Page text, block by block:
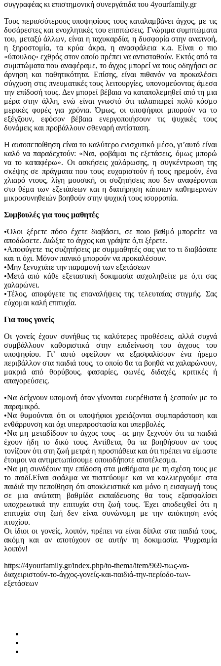
συγγραφέας κι επιστημονική συνεργάτιδα του 4yourfamily.gr
Τους περισσότερους υποψηφίους τους καταλαμβάνει άγχος, με τις
δυσάρεστες και ενοχλητικές του επιπτώσεις. Γνώριμα συμπτώματα
του, μεταξύ άλλων, είναι η ταχυκαρδία, η δυσφορία στην αναπνοή,
η ξηροστομία, τα κρύα άκρα, η ανασφάλεια κ.α. Είναι ο πιο
«ύπουλος» εχθρός στον οποίο πρέπει να αντισταθούν. Εκτός από τα
συμπτώματα που αναφέραμε, το άγχος μπορεί να τους οδηγήσει σε
άρνηση και παθητικότητα. Επίσης, είναι πιθανόν να προκαλέσει
σύγχυση στις πνευματικές τους λειτουργίες, υπονομεύοντας άμεσα
την επίδοσή τους. Δεν μπορεί βέβαια να καταπολεμηθεί από τη μια
μέρα στην άλλη, ενώ είναι γνωστό ότι ταλαιπωρεί πολύ κόσμο
μερικές φορές για χρόνια. Όμως, οι υποψήφιοι μπορούν να το
εξέγξουν, εφόσον βέβαια ενεργοποιήσουν τις ψυχικές τους
δυνάμεις και προβάλλουν σθεναρή αντίσταση.
Η αυτοπεποίθηση είναι το καλύτερο ενισχυτικό μέσο, γι’αυτό είναι
καλό να παραδεχτούν: «Ναι, φοβάμαι τις εξετάσεις, όμως μπορώ
να το καταφέρω». Οι ασκήσεις χαλάρωσης, η συγκέντρωση της
σκέψης σε πράγματα που τους ευχαριστούν ή τους ηρεμούν, ένα
χλιαρό ντους, λίγη μουσική, οι συζητήσεις που δεν αναφέρονται
στο θέμα των εξετάσεων και η διατήρηση κάποιων καθημερινών
μικροσυνηθειών βοηθούν στην ψυχική τους ισορροπία.
Συμβουλές για τους μαθητές
•Όλοι ξέρετε πόσο έχετε διαβάσει, σε ποιο βαθμό μπορείτε να
αποδώσετε. Διώξτε το άγχος και γράψτε ό,τι ξέρετε.
•Αποφύγετε τις συζητήσεις με συμμαθητές σας για το τι διαβάσατε
και τι όχι. Μόνον πανικό μπορούν να προκαλέσουν.
•Μην ξενυχτάτε την παραμονή των εξετάσεων
•Μετά από κάθε εξεταστική δοκιμασία ασχοληθείτε με ό,τι σας
χαλαρώνει.
•Τέλος, αποφύγετε τις επαναλήψεις της τελευταίας στιγμής. Σας
εύχομαι καλή επιτυχία.
Για τους γονείς
Οι γονείς έχουν συνήθως τις καλύτερες προθέσεις, αλλά συχνά
συμβάλλουν καθοριστικά στην επιδείνωση του άγχους του
υποψηφίου. Γι’ αυτό οφείλουν να εξασφαλίσουν ένα ήρεμο
περιβάλλον στα παιδιά τους, το οποίο θα τα βοηθά να χαλαρώνουν,
μακριά από θορύβους, φασαρίες, φωνές, διδαχές, κριτικές ή
απαγορεύσεις.
•Να δείχνουν υπομονή όταν γίνονται ευερέθιστα ή ξεσπούν με το
παραμικρό.
•Να θυμούνται ότι οι υποψήφιοι χρειάζονται συμπαράσταση και
ενθάρρυνση και όχι υπερπροστασία και υπερβολές.
•Να μη μεταδίδουν το άγχος τους –ας μην ξεχνούν ότι τα παιδιά
έχουν ήδη το δικό τους. Αντίθετα, θα τα βοηθήσουν αν τους
τονίζουν ότι στη ζωή μετρά η προσπάθεια και ότι πρέπει να είμαστε
έτοιμοι να αντιμετωπίσουμε οποιοδήποτε αποτέλεσμα.
•Να μη συνδέουν την επίδοση στα μαθήματα με τη σχέση τους με
το παιδί.Είναι σφάλμα να πιστεύουμε και να καλλιεργούμε στα
παιδιά την πεποίθηση ότι αποκλειστικά και μόνο η εισαγωγή τους
σε μια ανώτατη βαθμίδα εκπαίδευσης θα τους εξασφαλίσει
υποχρεωτικά την επιτυχία στη ζωή τους. Έχει αποδειχθεί ότι η
επιτυχία στη ζωή δεν είναι συνώνυμη με την απόκτηση ενός
πτυχίου.
Οι ίδιοι οι γονείς, λοιπόν, πρέπει να είναι δίπλα στα παιδιά τους,
ακόμη και αν αποτύχουν σε αυτήν τη δοκιμασία. Ψυχραιμία
λοιπόν!
https://4yourfamily.gr/index.php/to-thema/item/969-πως-να-
διαχειριστούν-το-άγχος-γονείς-και-παιδιά-την-περίοδο-των-
εξετάσεων